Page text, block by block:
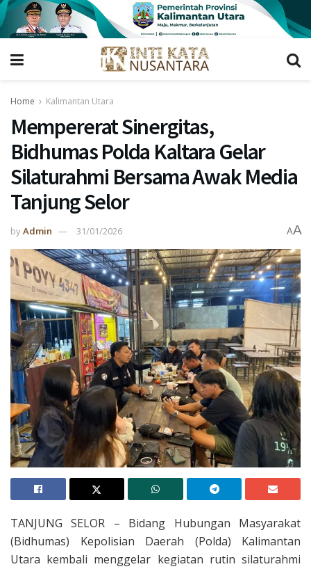
Home Kalimantan Utara
Mempererat Sinergitas,
Bidhumas Polda Kaltara Gelar
Silaturahmi Bersama Awak Media
Tanjung Selor
byAdmin 31/01/2026 AA
TANJUNG SELOR – Bidang Hubungan Masyarakat
(Bidhumas) Kepolisian Daerah (Polda) Kalimantan
Utara kembali menggelar kegiatan rutin silaturahmi